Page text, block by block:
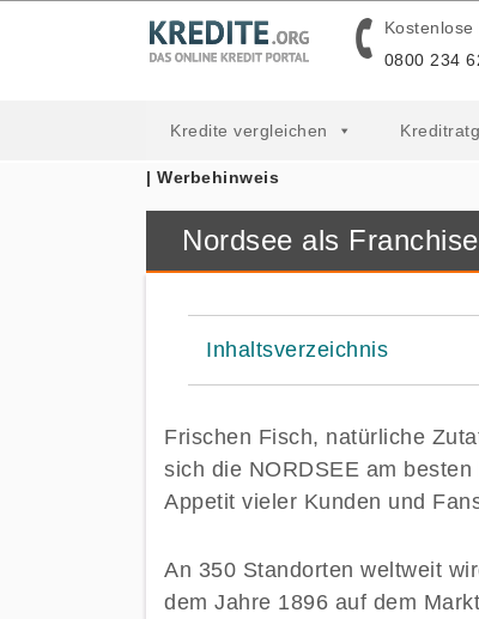
Kostenlose
0800 234
Kredite vergleichen
| Werbehinweis
Nordsee als
Inhaltsverzeichnis
Frischen Fisch, natürliche
sich die NORDSEE am
Appetit vieler Kunden und
An 350 Standorten weltweit
dem Jahre 1896 auf dem